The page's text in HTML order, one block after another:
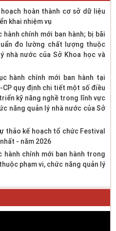
hoàn thành cơ sở dữ liệu
khai nhiệm vụ
hành chính mới ban hành; bị bãi
đo lường chất lượng thuộc
nhà nước của Sở Khoa học và
hành chính mới ban hành tại
quy định chi tiết một số điều
kỹ năng nghề trong lĩnh vực
năng quản lý nhà nước của Sở
thảo kế hoạch tổ chức Festival
- năm 2026
hành chính mới ban hành trong
phạm vi, chức năng quản lý